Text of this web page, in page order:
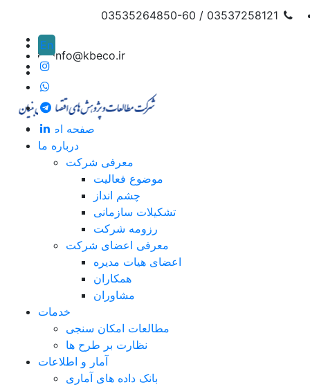
03537258121 / 03535264850-60
info@kbeco.ir
En
صفحه اصلی
درباره ما
معرفی شرکت
موضوع فعالیت
چشم انداز
تشکیلات سازمانی
رزومه شرکت
معرفی اعضای شرکت
اعضای هیات مدیره
همکاران
مشاوران
خدمات
مطالعات امکان سنجی
نظارت بر طرح ها
آمار و اطلاعات
بانک داده های آماری